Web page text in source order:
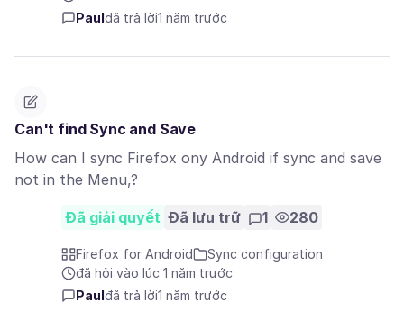
Paul đã trả lời1 năm trước
Can't find Sync and Save
How can I sync Firefox ony Android if sync and save
not in the Menu,?
Đã giải quyết Đã lưu trữ 1 280
Firefox for Android
Sync configuration
đã hỏi vào lúc 1 năm trước
Paul đã trả lời1 năm trước